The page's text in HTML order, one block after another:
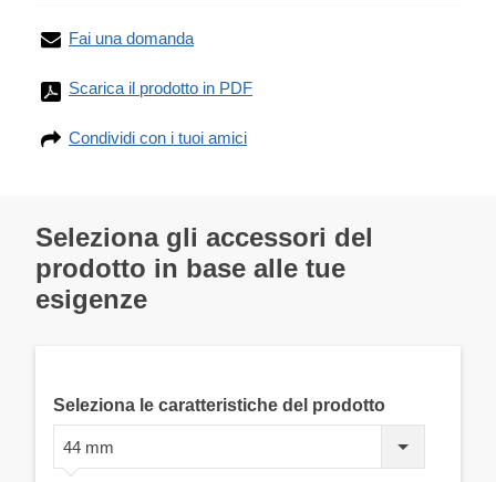
Fai una domanda
Scarica il prodotto in PDF
Condividi con i tuoi amici
Seleziona gli accessori del
prodotto in base alle tue
esigenze
Seleziona le caratteristiche del prodotto
44 mm